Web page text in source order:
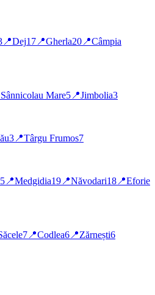
📍Dej17 📍Gherla20 📍Câmpia
Sânnicolau Mare5 📍Jimbolia3
3 📍Târgu Frumos7
📍Medgidia19 📍Năvodari18 📍Eforie
7 📍Codlea6 📍Zărnești6